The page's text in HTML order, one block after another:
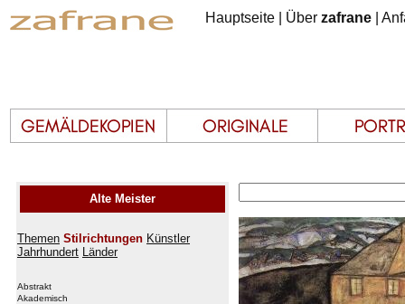
Hauptseite Über zafrane
Alte Meister
Themen Stilrichtungen Künstler
Jahrhundert Länder
Abstrakt
Akademisch